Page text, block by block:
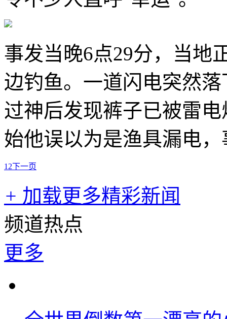
事发当晚6点29分，当地
边钓鱼。一道闪电突然
过神后发现裤子已被雷
始他误以为是渔具漏电
1 2下一页
+ 加载更多精彩新闻
频道热点
更多